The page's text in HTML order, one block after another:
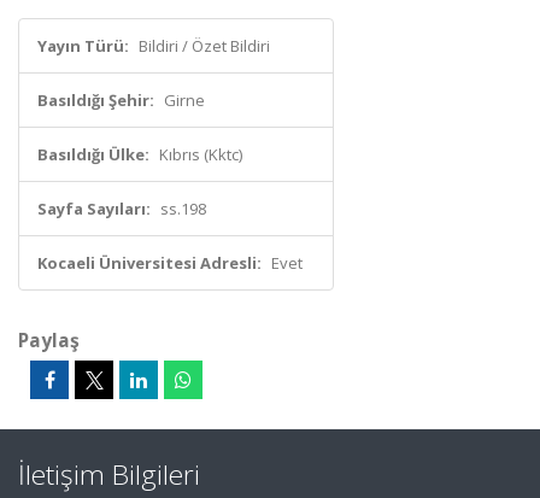
Yayın Türü: Bildiri / Özet Bildiri
Basıldığı Şehir: Girne
Basıldığı Ülke: Kıbrıs (Kktc)
Sayfa Sayıları: ss.198
Kocaeli Üniversitesi Adresli: Evet
Paylaş
İletişim Bilgileri